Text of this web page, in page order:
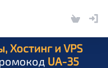
Хостинг и VPS
UA-35